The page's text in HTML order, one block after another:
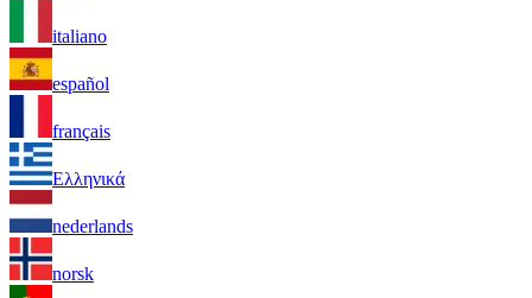
italiano
español
français
Ελληνικά
nederlands
norsk